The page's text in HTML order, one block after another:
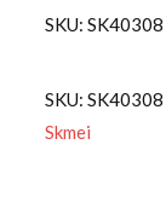
SKU: SK40308
SKU:SK40308
Skmei